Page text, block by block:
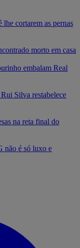
lhe cortarem as pernas
morto em casa
embalam Real
Silva restabelece
na reta final do
não é só luxo e